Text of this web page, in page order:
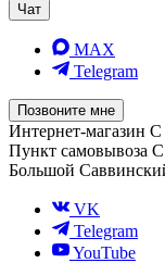
Чат
MAX
Telegram
Позвоните мне
Интернет-магазин С
Пункт самовывоза С
Большой
VK
Telegram
YouTube